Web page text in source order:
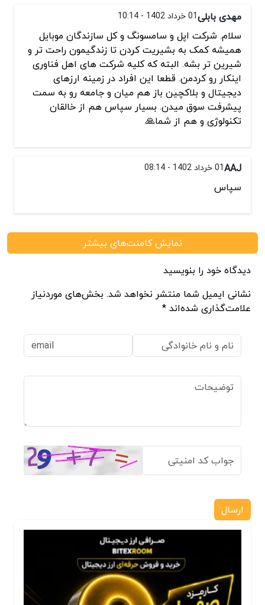
مهدی بابلی01 خرداد 1402 - 10:14
سلام. شرکت اپل و سامسونگ و کل سازندگان موبایل
همیشه کمک به بشیریت کردن تا زندگیمون راحت تر و
شیرین تر بشه. البته که کلیه شرکت های اهل فناوری
اینکار رو کردمن. قطعا این افراد در زمینه ارزهای
دیجیتال و بلاکچین باز هم میان و جامعه رو به سمت
پیشرفت سوق میدن. بسیار سپاس هم از خالقان
تکنولوژی و هم از شما🙏
AAJ01 خرداد 1402 - 08:14
سپاس
نمایش کامنت‌های بیشتر
دیدگاه خود را بنویسید
نشانی ایمیل شما منتشر نخواهد شد. بخش‌های موردنیاز
علامت‌گذاری شده‌اند *
ارسال